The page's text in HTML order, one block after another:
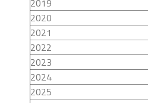
2019
2020
2021
2022
2023
2024
2025